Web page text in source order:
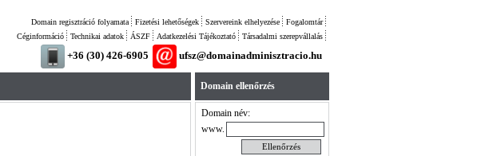
Fogalomtár
Szervereink elhelyezése
Fizetési lehetőségek
Domain regisztráció folyamata
Társadalmi szerepvállalás
Adatkezelési Tájékoztató
ÁSZF
Technikai adatok
Céginformáció
+36 (30) 426-6905 ufsz@domainadminisztracio.hu
Domain ellenőrzés
Domain név:
www.